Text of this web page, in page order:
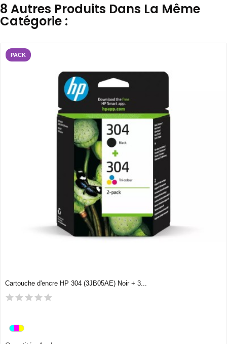
8 Autres Produits Dans La Même
Catégorie :
PACK
Cartouche d'encre HP 304 (3JB05AE) Noir + 3...